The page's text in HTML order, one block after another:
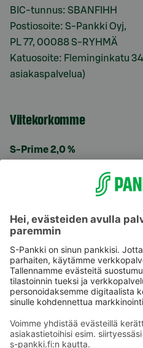
BIC-tunnus: SBANFIHH
Postiosoite: S-Pankki Oyj,
PL 77, 00088 S-RYHMÄ
Katuosoite: Fleminginkatu
asiakaspalvelua)
Viitekorkomme
S-Prime 2,0 %
Käyttöehdot
Saavutettavuusseloste